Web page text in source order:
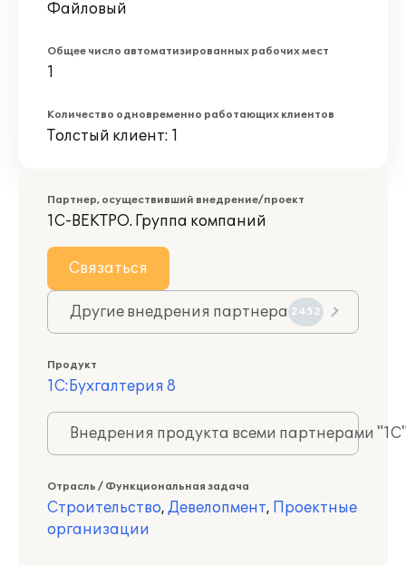
Файловый
Общее число автоматизированных рабочих мест
1
Количество одновременно работающих клиентов
Толстый клиент: 1
Партнер, осуществивший внедрение/проект
1С-ВЕКТРО. Группа компаний
Связаться
Другие внедрения партнера 2452
Продукт
1С:Бухгалтерия 8
Внедрения продукта всеми партнерами
Отрасль / Функциональная задача
Строительство, Девелопмент, Проектные
организации